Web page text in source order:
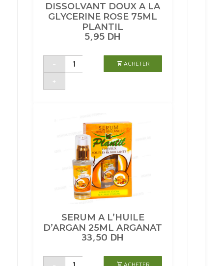
DISSOLVANT DOUX A LA
GLYCERINE ROSE 75ML
PLANTIL
5,95 DH
-
quantité
DISSOLVANT
LA
+
ACHETER
SERUM A L’HUILE
D’ARGAN 25ML ARGANAT
33,50 DH
quantité
ACHETER